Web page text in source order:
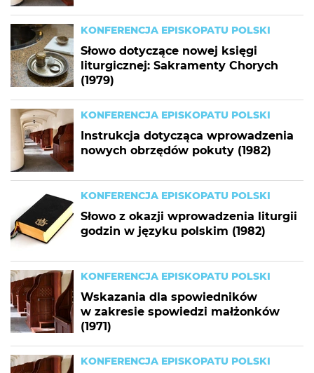
KONFERENCJA EPISKOPATU POLSKI
Słowo dotyczące nowej księgi
liturgicznej: Sakramenty Chorych
(1979)
KONFERENCJA EPISKOPATU POLSKI
Instrukcja dotycząca wprowadzenia
nowych obrzędów pokuty (1982)
KONFERENCJA EPISKOPATU POLSKI
Słowo z okazji wprowadzenia liturgii
godzin w języku polskim (1982)
KONFERENCJA EPISKOPATU POLSKI
Wskazania dla spowiedników
w zakresie spowiedzi małżonków
(1971)
KONFERENCJA EPISKOPATU POLSKI